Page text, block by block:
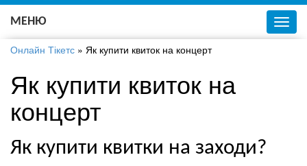
Українська
МЕНЮ
Онлайн Тікетс » Як купити квиток на концерт
Як купити квиток на
концерт
Як купити квитки на заходи?